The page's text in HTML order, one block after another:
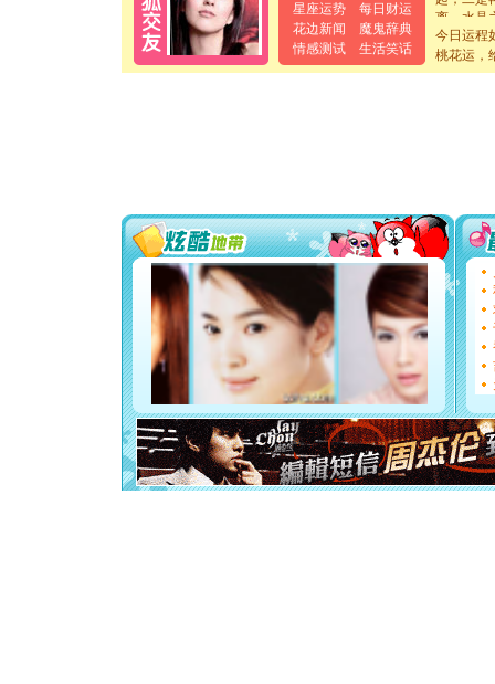
星座运势
每日财运
花边新闻
魔鬼辞典
情感测试
生活笑话
离。水晶
[元旦]当
泣，这痛
卖了。水
你太多，
要平安
[圣诞节]
能正大
都要快乐
[圣诞节]
如意,快
[元旦]
看
断电。
你是我
[元旦]
起；二是
离。水晶
[元旦]当
泣，这痛
今日运程
桃花运，